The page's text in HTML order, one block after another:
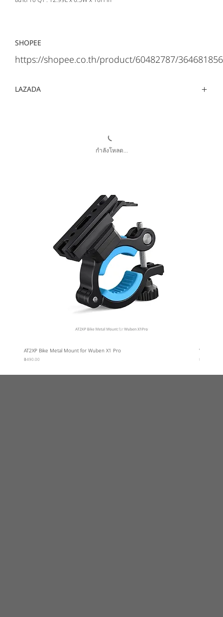
SHOPEE
https://shopee.co.th/product/60482787/
LAZADA
กำลังโหลด...
AT2XP Bike Metal Mount for Wuben X1 Pro
ราคา
฿490.00
Wuben
ราคา
฿95.00